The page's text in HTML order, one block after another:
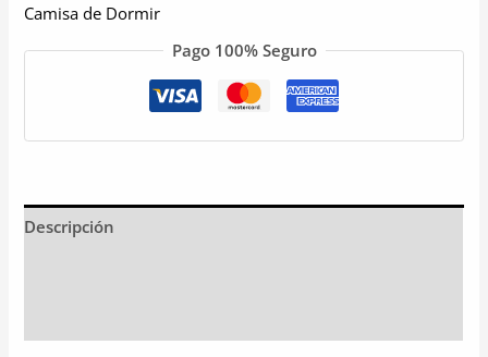
Camisa de Dormir
Pago 100% Seguro
Descripción